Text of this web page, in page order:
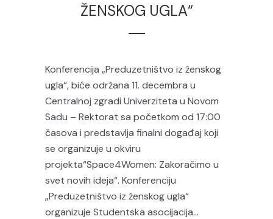
ŽENSKOG UGLA“
Konferencija „Preduzetništvo iz ženskog
ugla“, biće održana 11. decembra u
Centralnoj zgradi Univerziteta u Novom
Sadu – Rektorat sa početkom od 17:00
časova i predstavlja finalni događaj koji
se organizuje u okviru
projekta“Space4Women: Zakoračimo u
svet novih ideja“. Konferenciju
„Preduzetništvo iz ženskog ugla“
organizuje Studentska asocijacija...